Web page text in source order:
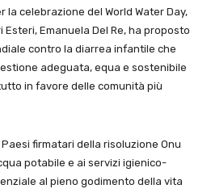
la celebrazione del World Water Day,
Emanuela Del Re, ha proposto
contro la diarrea infantile che
adeguata, equa e sostenibile
in favore delle comunità più
Paesi firmatari della risoluzione Onu
potabile e ai servizi igienico-
al pieno godimento della vita